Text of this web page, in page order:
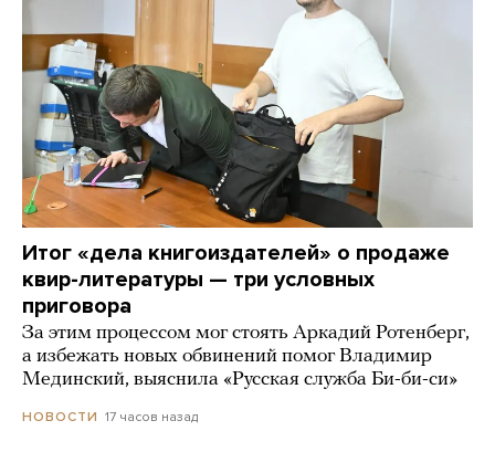
Итог «дела книгоиздателей» о продаже
квир-литературы — три условных
приговора
За этим процессом мог стоять Аркадий Ротенберг,
а избежать новых обвинений помог Владимир
Мединский, выяснила «Русская служба Би-би-си»
НОВОСТИ 17 часов назад